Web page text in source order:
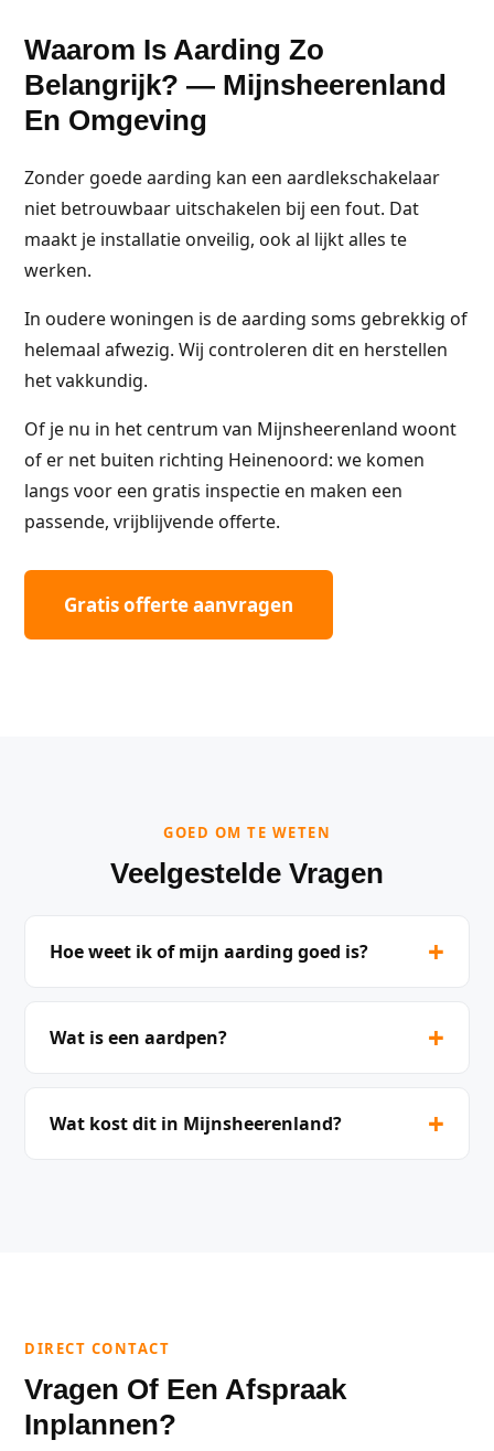
Waarom Is Aarding Zo
Belangrijk? — Mijnsheerenland
En Omgeving
Zonder goede aarding kan een aardlekschakelaar
niet betrouwbaar uitschakelen bij een fout. Dat
maakt je installatie onveilig, ook al lijkt alles te
werken.
In oudere woningen is de aarding soms gebrekkig of
helemaal afwezig. Wij controleren dit en herstellen
het vakkundig.
Of je nu in het centrum van Mijnsheerenland woont
of er net buiten richting Heinenoord: we komen
langs voor een gratis inspectie en maken een
passende, vrijblijvende offerte.
Gratis offerte aanvragen
GOED OM TE WETEN
Veelgestelde Vragen
Hoe weet ik of mijn aarding goed is? +
Wat is een aardpen? +
Wat kost dit in Mijnsheerenland? +
DIRECT CONTACT
Vragen Of Een Afspraak
Inplannen?